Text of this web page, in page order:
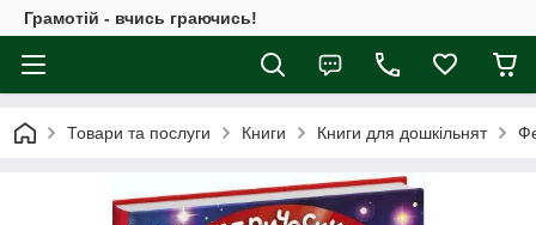
Грамотій - вчись граючись!
Товари та послуги Книги Книги для дошкільнят